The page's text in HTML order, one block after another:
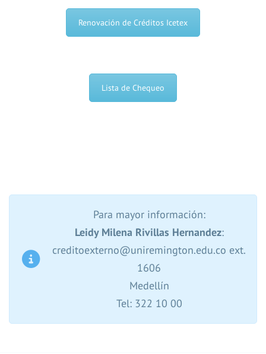
Renovación de Créditos Icetex
Lista de Chequeo
Para mayor información:
Leidy Milena Rivillas Hernandez:
creditoexterno@uniremington.edu.co ext.
1606
Medellín
Tel: 322 10 00